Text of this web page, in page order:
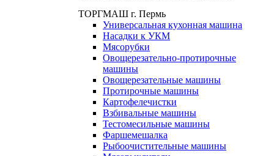
ТОРГМАШ г. Пермь
Универсальная кухонная машина
Насадки к УКМ
Мясорубки
Овощерезательно-протирочные
машины
Овощерезательные машины
Протирочные машины
Картофелечистки
Взбивальные машины
Тестомесильные машины
Фаршемешалка
Рыбоочистительные машины